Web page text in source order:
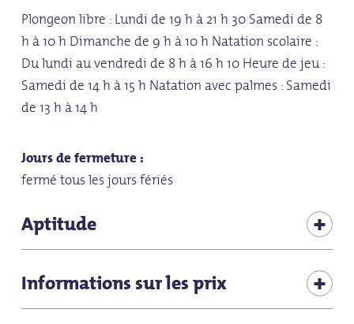
Plongeon libre : Lundi de 19 h à 21 h 30 Samedi de 8
h à 10 h Dimanche de 9 h à 10 h Natation scolaire :
Du lundi au vendredi de 8 h à 16 h 10 Heure de jeu :
Samedi de 14 h à 15 h Natation avec palmes : Samedi
de 13 h à 14 h
Jours de fermeture :
fermé tous les jours fériés
Aptitude
Offre en cas de mauvais temps
pour les groupes
Informations sur les prix